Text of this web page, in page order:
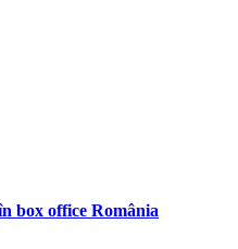
box office România